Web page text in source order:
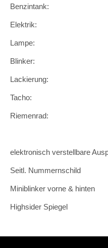
Benzintank:
Elektrik:
Lampe:
Blinker:
Lackierung:
Tacho:
Riemenrad:
elektronisch verstellbare
Seitl. Nummernschild
Miniblinker vorne & hinten
Highsider Spiegel